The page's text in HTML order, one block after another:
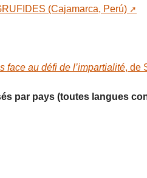
(Cajamarca, Perú)
face au défi de l’impartialité, de
par pays (toutes langues